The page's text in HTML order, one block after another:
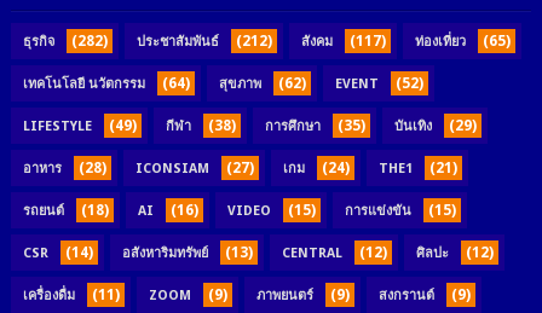
ธุรกิจ (282) ประชาสัมพันธ์ (212) สังคม (117) ท่องเที่ยว (65)
เทคโนโลยี นวัตกรรม (64) สุขภาพ (62) EVENT (52)
LIFESTYLE (49) กีฬา (38) การศึกษา (35) บันเทิง (29)
อาหาร (28) ICONSIAM (27) เกม (24) THE1 (21)
รถยนต์ (18) AI (16) VIDEO (15) การแข่งขัน (15)
CSR (14) อสังหาริมทรัพย์ (13) CENTRAL (12) ศิลปะ (12)
เครื่องดื่ม (11) ZOOM (9) ภาพยนตร์ (9) สงกรานต์ (9)